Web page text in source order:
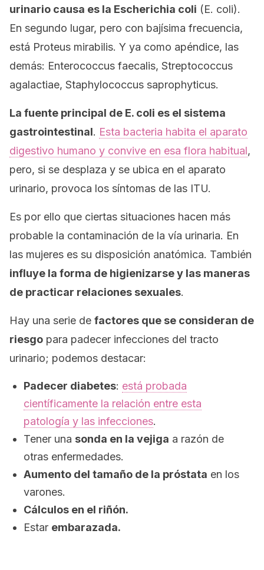
urinario causa es la Escherichia coli (E. coli).
En segundo lugar, pero con bajísima frecuencia,
está Proteus mirabilis. Y ya como apéndice, las
demás: Enterococcus faecalis, Streptococcus
agalactiae, Staphylococcus saprophyticus.
La fuente principal de E. coli es el sistema
gastrointestinal. Esta bacteria habita el aparato
digestivo humano y convive en esa flora habitual,
pero, si se desplaza y se ubica en el aparato
urinario, provoca los síntomas de las ITU.
Es por ello que ciertas situaciones hacen más
probable la contaminación de la vía urinaria. En
las mujeres es su disposición anatómica. También
influye la forma de higienizarse y las maneras
de practicar relaciones sexuales.
Hay una serie de factores que se consideran de
riesgo para padecer infecciones del tracto
urinario; podemos destacar:
Padecer diabetes: está probada
científicamente la relación entre esta
patología y las infecciones.
Tener una sonda en la vejiga a razón de
otras enfermedades.
Aumento del tamaño de la próstata en los
varones.
Cálculos en el riñón.
Estar embarazada.